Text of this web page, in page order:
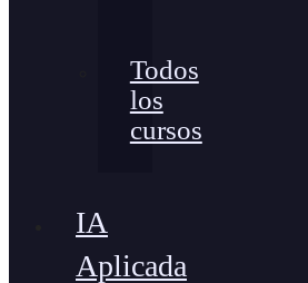
Todos
los
cursos
IA
Aplicada